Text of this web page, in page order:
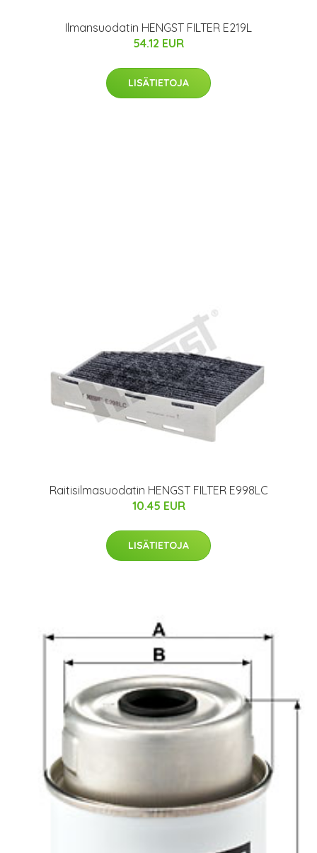
Ilmansuodatin HENGST FILTER E219L
54.12 EUR
LISÄTIETOJA
Raitisilmasuodatin HENGST FILTER E998LC
10.45 EUR
LISÄTIETOJA